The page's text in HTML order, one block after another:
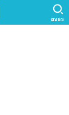
SEARCH